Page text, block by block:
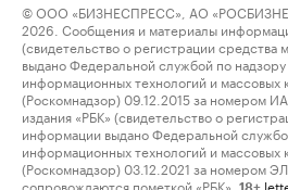
© ООО «БИЗНЕСПРЕСС», АО
2026. Сообщения и материалы
(свидетельство о регистрации
выдано Федеральной службой по надзору
информационных технологий и массовых
(Роскомнадзор) 09.12.2015 за номером
издания «РБК» (свидетельство о
информации выдано Федеральной
информационных технологий и массовых
(Роскомнадзор) 03.12.2021 за номером
сопровождаются пометкой «РБК».